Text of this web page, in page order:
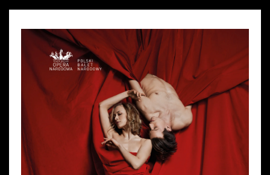
Fundusze unijne
Dotacje celowe